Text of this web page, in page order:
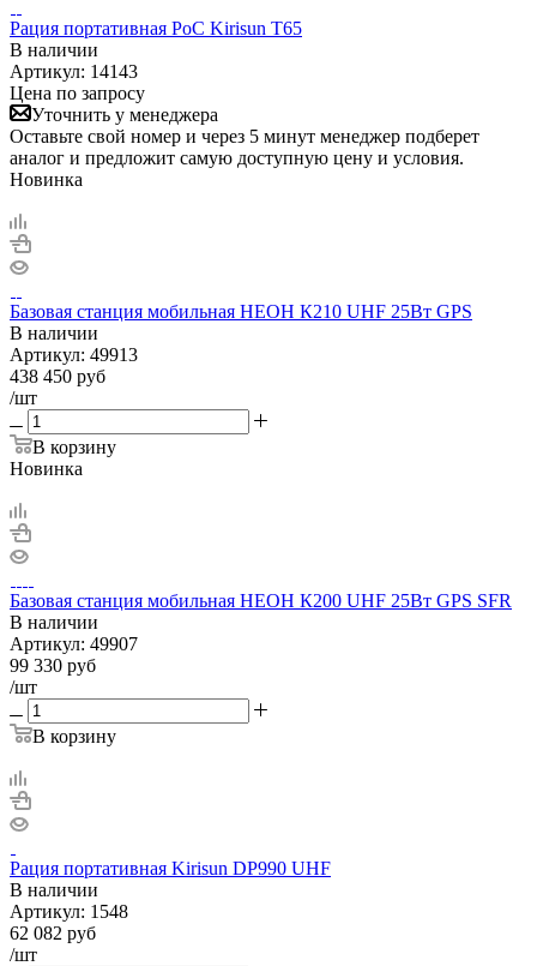
Рация портативная PoC Kirisun T65
В наличии
Артикул: 14143
Цена по запросу
Уточнить у менеджера
Оставьте свой номер и через 5 минут менеджер подберет
аналог и предложит самую доступную цену и условия.
Новинка
Базовая станция мобильная НЕОН К210 UHF 25Вт GPS
В наличии
Артикул: 49913
438 450 руб
/шт
В корзину
Новинка
Базовая станция мобильная НЕОН К200 UHF 25Вт GPS SFR
В наличии
Артикул: 49907
99 330 руб
/шт
В корзину
Рация портативная Kirisun DP990 UHF
В наличии
Артикул: 1548
62 082 руб
/шт